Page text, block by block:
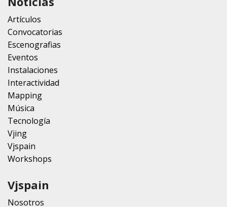
Artículos
Convocatorias
Escenografias
Eventos
Instalaciones
Interactividad
Mapping
Música
Tecnología
Vjing
Vjspain
Workshops
Vjspain
Nosotros